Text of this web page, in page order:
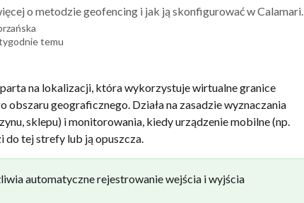
o metodzie geofencing i jak ją skonfigurować w Calamari.
temu
na lokalizacji, która wykorzystuje wirtualne granice
obszaru geograficznego. Działa na zasadzie wyznaczania
sklepu) i monitorowania, kiedy urządzenie mobilne (np.
tej strefy lub ją opuszcza.
automatyczne rejestrowanie wejścia i wyjścia